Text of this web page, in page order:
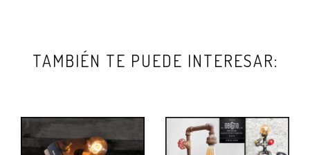
TAMBIÉN TE PUEDE INTERESAR: